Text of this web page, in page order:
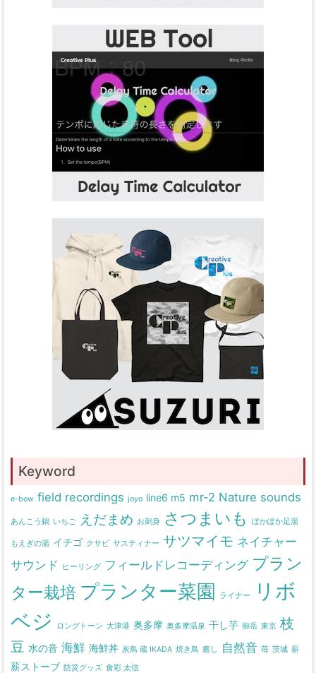
Keyword
e-bow field recordings joyo line6 m5 mr-2 Nature sounds
あんこう鍋 いちご えだまめ お刺身 さつまいも ぽかぽか足湯
もえぎの湯 イチゴ クサビ サスティナー サツマイモ ネイチャー
サウンド
ヒーリング フィールドレコーディング プラン
ター栽培 プランター菜園 ライナー
リボ
ベジ
ロングトーン 大津港 奥多摩 奥多摩温泉 干し芋 御岳 東京 枝
豆 水の音 海鮮 海鮮丼 炭鳥 蔵 IKADA 焼き鳥 癒し 自然音 苺 茨城 薪
薪ストーブ 防災グッズ 食彩 太信